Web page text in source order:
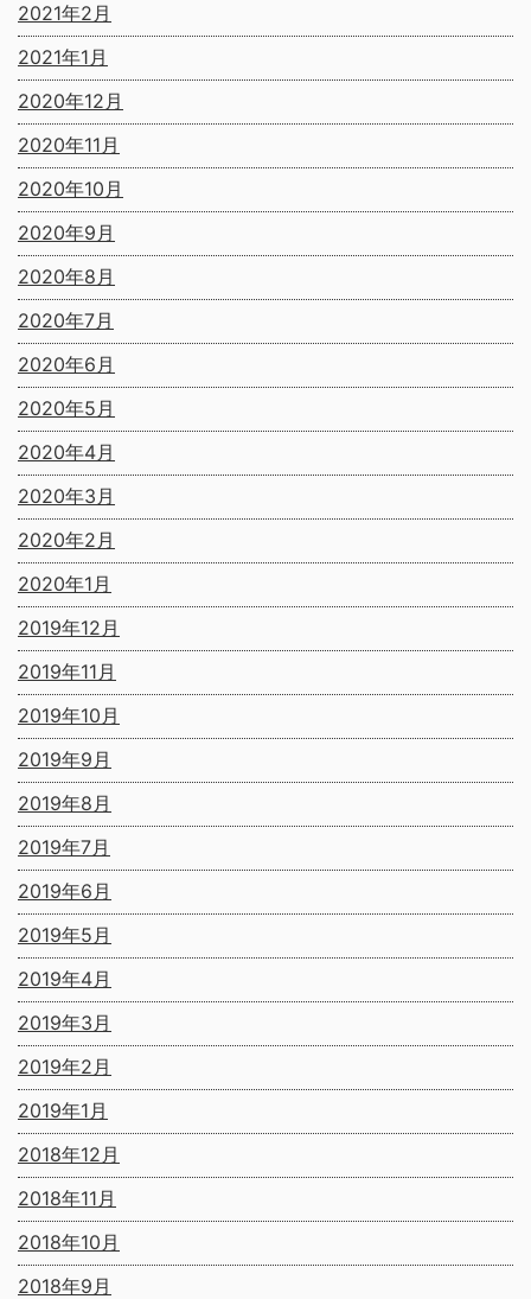
2021年2月
2021年1月
2020年12月
2020年11月
2020年10月
2020年9月
2020年8月
2020年7月
2020年6月
2020年5月
2020年4月
2020年3月
2020年2月
2020年1月
2019年12月
2019年11月
2019年10月
2019年9月
2019年8月
2019年7月
2019年6月
2019年5月
2019年4月
2019年3月
2019年2月
2019年1月
2018年12月
2018年11月
2018年10月
2018年9月